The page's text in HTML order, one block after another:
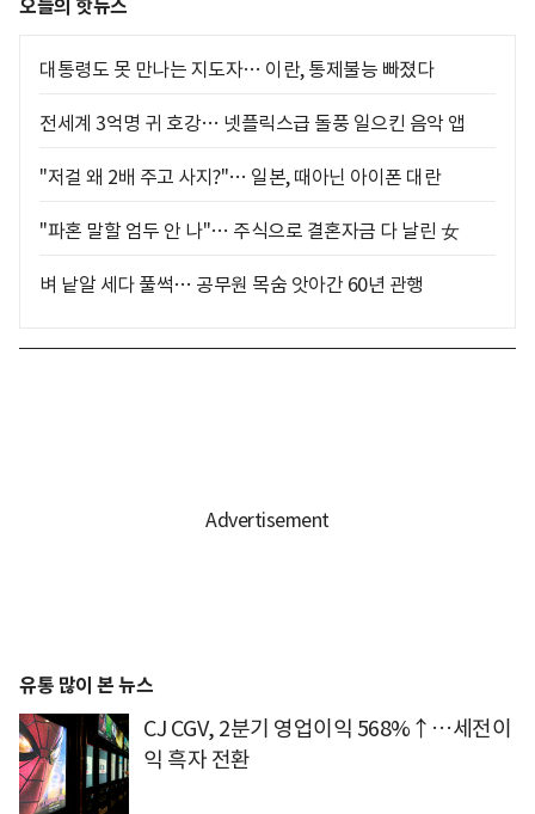
오늘의 핫뉴스
대통령도 못 만나는 지도자… 이란, 통제불능 빠졌다
전세계 3억명 귀 호강… 넷플릭스급 돌풍 일으킨 음악 앱
"저걸 왜 2배 주고 사지?"… 일본, 때아닌 아이폰 대란
"파혼 말할 엄두 안 나"… 주식으로 결혼자금 다 날린 女
벼 낱알 세다 풀썩… 공무원 목숨 앗아간 60년 관행
유통 많이 본 뉴스
CJ CGV, 2분기 영업이익 568%↑…세전이
익 흑자 전환